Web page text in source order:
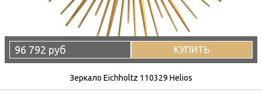
96 792 руб КУПИТЬ
Зеркало Eichholtz 110329 Helios